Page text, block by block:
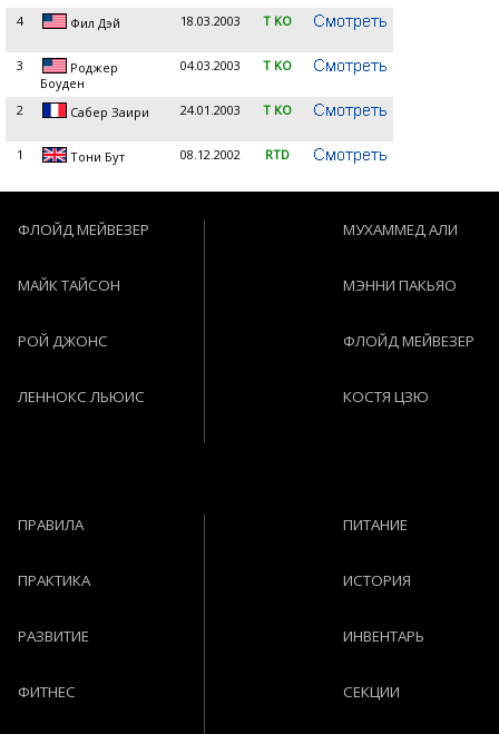
4 Фил Дэй 18.03.2003 T KO
3
Роджер
Боуден
04.03.2003 T KO
2 Сабер Заири 24.01.2003 T KO
1 Тони Бут 08.12.2002 RTD
ФЛОЙД МЕЙВЕЗЕР
МАЙК ТАЙСОН
РОЙ ДЖОНС
ЛЕННОКС ЛЬЮИС
МУХАММЕД АЛИ
МЭННИ ПАКЬЯО
ФЛОЙД МЕЙВЕЗЕР
КОСТЯ ЦЗЮ
ПРАВИЛА
ПРАКТИКА
РАЗВИТИЕ
ФИТНЕС
ПИТАНИЕ
ИСТОРИЯ
ИНВЕНТАРЬ
СЕКЦИИ